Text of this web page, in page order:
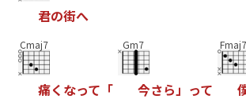
君の街へ
Cmaj7
痛く なって 「
Gm7
今さら」 って
Fmaj7